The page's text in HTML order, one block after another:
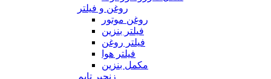
روغن و فیلتر
روغن موتور
فیلتر بنزین
فیلتر روغن
فیلتر هوا
مکمل بنزین
زنجیر تایم